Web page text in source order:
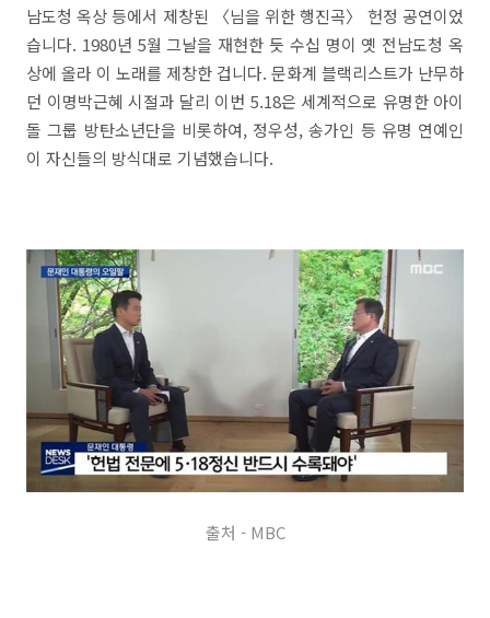
남도청 옥상 등에서 제창된 〈님을 위한 행진곡〉 헌정 공연이었
습니다. 1980년 5월 그날을 재현한 듯 수십 명이 옛 전남도청 옥
상에 올라 이 노래를 제창한 겁니다. 문화계 블랙리스트가 난무하
던 이명박근혜 시절과 달리 이번 5.18은 세계적으로 유명한 아이
돌 그룹 방탄소년단을 비롯하여, 정우성, 송가인 등 유명 연예인
이 자신들의 방식대로 기념했습니다.
출처 - MBC